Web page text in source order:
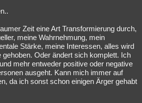
Unterhaltung
Orte Esoterik Literatur
Gruppen Gaming Filme
Zeit eine Art Transformierung durch,
meine Wahrnehmung, mein
Stärke, meine Interessen, alles wird
gehoben. Oder ändert sich komplett. Ich
mehr entweder positive oder negative
ausgeht. Kann mich immer auf
da ich sonst schon einigen Ärger gehabt